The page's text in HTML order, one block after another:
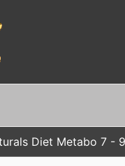
Diet Metabo 7 -